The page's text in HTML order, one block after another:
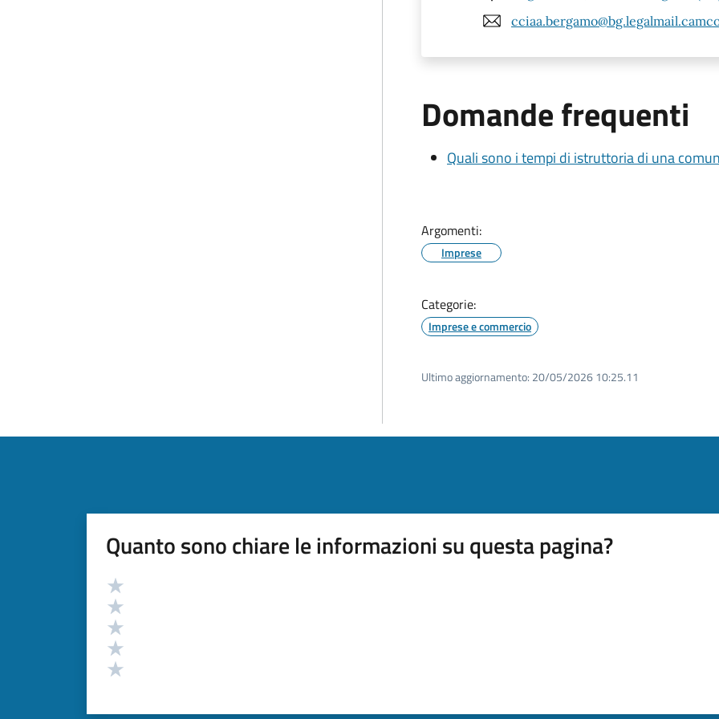
Domande frequenti
Quali sono i tempi di istruttoria di una
Argomenti:
Imprese
Categorie:
Imprese e commercio
Ultimo aggiornamento: 20/05/2026 10:25.11
Quanto sono chiare le informazioni su questa pagina?
Valutazione